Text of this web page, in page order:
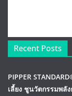
Recent Posts
PIPPER
เลี้ยง ชูนวัตกรรมพลั